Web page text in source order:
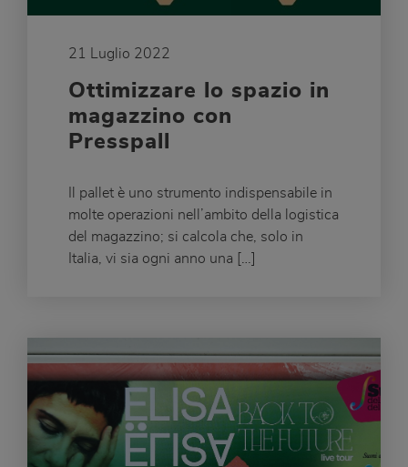
21 Luglio 2022
Ottimizzare lo spazio in
magazzino con
Presspall
Il pallet è uno strumento indispensabile in
molte operazioni nell’ambito della logistica
del magazzino; si calcola che, solo in
Italia, vi sia ogni anno una […]